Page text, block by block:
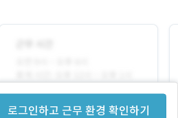
로그인하고 근무 환경 확인하기